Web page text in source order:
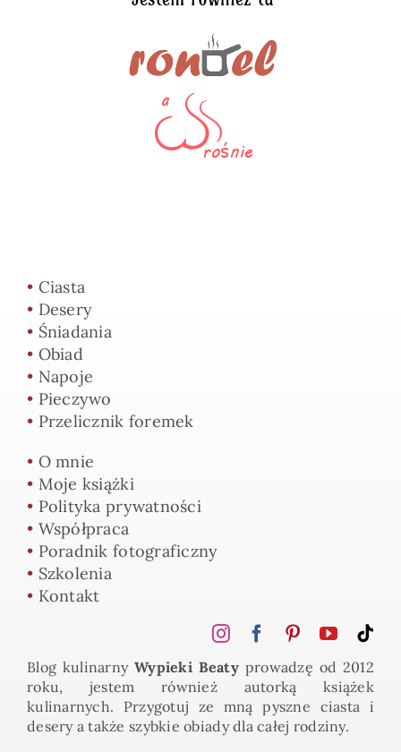
• Ciasta
• Desery
• Śniadania
• Obiad
• Napoje
• Pieczywo
• Przelicznik foremek
• O mnie
• Moje książki
• Polityka prywatności
• Współpraca
• Poradnik fotograficzny
• Szkolenia
• Kontakt
Blog kulinarny Wypieki Beaty prowadzę od 2012
roku, jestem również autorką książek
kulinarnych. Przygotuj ze mną pyszne ciasta i
desery a także szybkie obiady dla całej rodziny.